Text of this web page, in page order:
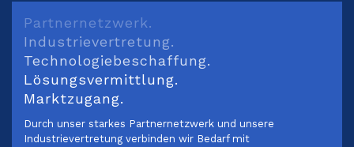
Partnernetzwerk.
Industrievertretung.
Technologiebeschaffung.
Lösungsvermittlung.
Marktzugang.
Durch unser starkes Partnernetzwerk und unsere
Industrievertretung verbinden wir Bedarf mit